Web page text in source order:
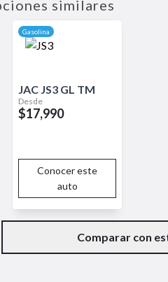
junto con un motor eficiente,
compacto.
similares
Gasolina
JAC JS3 GL TM
Desde
$17,990
Conocer este
auto
Comparar con